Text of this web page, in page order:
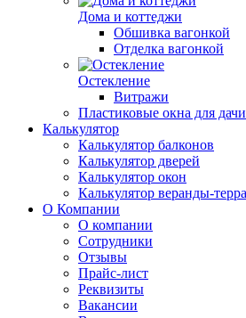
Дома и коттеджи
Обшивка вагонкой
Отделка вагонкой
Остекление
Витражи
Пластиковые окна для
Калькулятор
Калькулятор балконов
Калькулятор дверей
Калькулятор окон
Калькулятор веранды-
О Компании
О компании
Сотрудники
Отзывы
Прайс-лист
Реквизиты
Вакансии